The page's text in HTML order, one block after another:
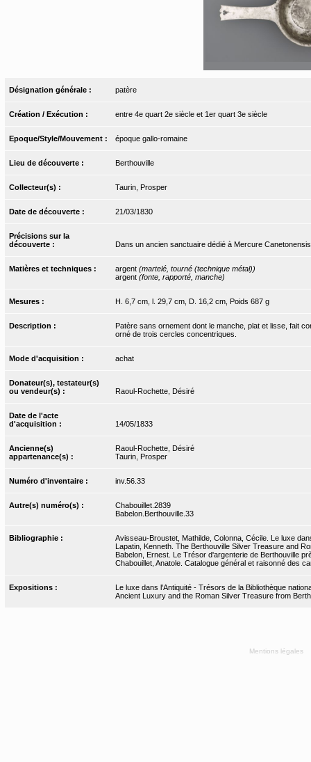
Désignation générale : patère
Création / Exécution : entre 4e quart 2e siècle et 1er quart 3e siècle
Epoque/Style/Mouvement : époque gallo-romaine
Lieu de découverte : Berthouville
Collecteur(s) : Taurin, Prosper
Date de découverte : 21/03/1830
Précisions sur la
découverte :
Dans un ancien sanctuaire dédié à Mercure
Matières et techniques : argent (martelé, tourné (technique métal))
argent (fonte, rapporté, manche)
Mesures : H. 6,7 cm, l. 29,7 cm, D. 16,2 cm, Poids 687 g
Description :
Patère sans ornement dont le manche, plat et lisse, fait
orné de trois cercles concentriques.
Mode d'acquisition : achat
Donateur(s), testateur(s)
ou vendeur(s) :
Raoul-Rochette, Désiré
Date de l'acte
d'acquisition :
14/05/1833
Ancienne(s)
appartenance(s) :
Raoul-Rochette, Désiré
Taurin, Prosper
Numéro d'inventaire : inv.56.33
Autre(s) numéro(s) :
Chabouillet.2839
Babelon.Berthouville.33
Bibliographie :
Avisseau-Broustet, Mathilde, Colonna, Cécile. Le luxe
Lapatin, Kenneth. The Berthouville Silver Treasure and
Babelon, Ernest. Le Trésor d'argenterie de Berthouville
Chabouillet, Anatole. Catalogue général et raisonné des
Expositions :
Le luxe dans l'Antiquité - Trésors de la Bibliothèque
Ancient Luxury and the Roman Silver Treasure from
Mentions légales